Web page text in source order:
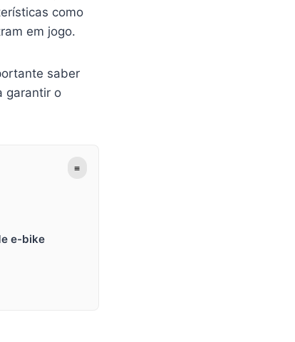
como
em jogo.
saber
garantir o
≡
e-bike